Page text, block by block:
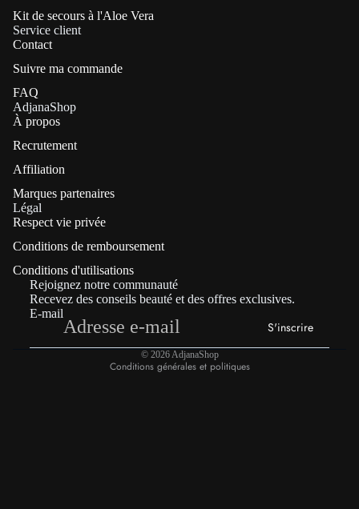
Kit de secours à l'Aloe Vera
Service client
Contact
Suivre ma commande
FAQ
AdjanaShop
À propos
Recrutement
Affiliation
Marques partenaires
Légal
Respect vie privée
Conditions de remboursement
Conditions d'utilisations
Rejoignez notre communauté
Recevez des conseils beauté et des offres exclusives.
E-mail
S'inscrire
© 2026AdjanaShop
Conditions générales et politiques
Coordonnées
Politique de remboursement
Conditions générales de vente
Mentions légales
Conditions d’utilisation